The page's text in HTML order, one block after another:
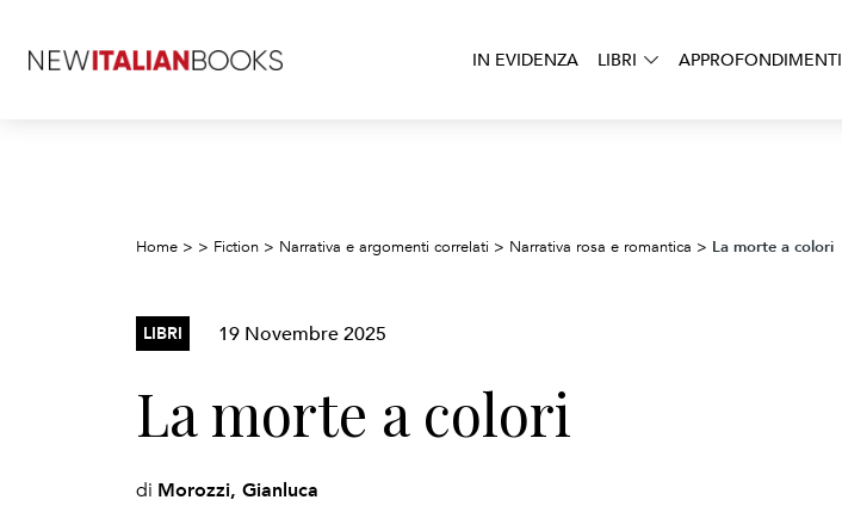
IN EVIDENZA LIBRI APPROFONDIMENTI
Home > > Fiction > Narrativa e argomenti correlati > Narrativa rosa e romantica > La morte a colori
LIBRI 19 Novembre 2025
La morte a colori
di Morozzi, Gianluca